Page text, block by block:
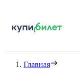
Главная